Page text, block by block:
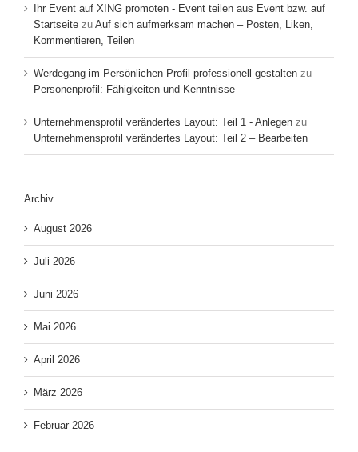
Ihr Event auf XING promoten - Event teilen aus Event bzw. auf
Startseite zu Auf sich aufmerksam machen – Posten, Liken,
Kommentieren, Teilen
Werdegang im Persönlichen Profil professionell gestalten zu
Personenprofil: Fähigkeiten und Kenntnisse
Unternehmensprofil verändertes Layout: Teil 1 - Anlegen zu
Unternehmensprofil verändertes Layout: Teil 2 – Bearbeiten
Archiv
August 2026
Juli 2026
Juni 2026
Mai 2026
April 2026
März 2026
Februar 2026